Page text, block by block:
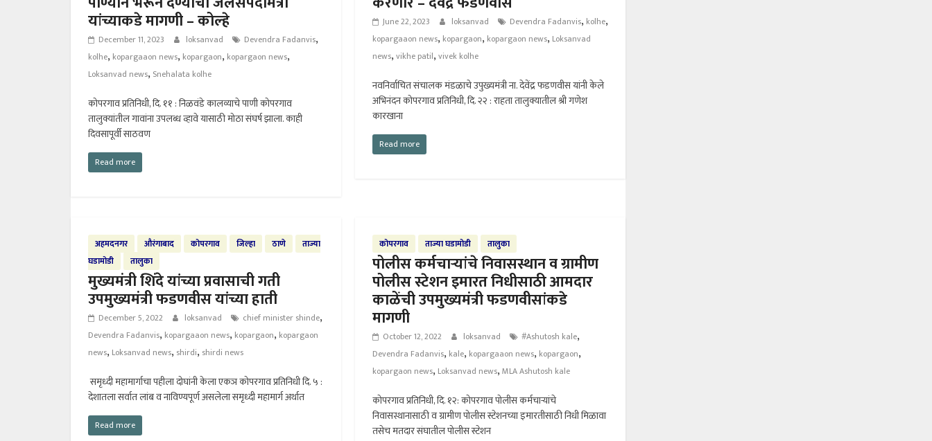
यांच्याकडे मागणी – कोल्हे
December 11, 2023 loksanvad Devendra Fadanvis,
kolhe, kopargaaon news, kopargaon, kopargaon news,
Loksanvad news, Snehalata kolhe
कोपरगाव प्रतिनिधी, दि. ११ : निळवंडे कालव्याचे पाणी कोपरगाव
तालुक्यांतील गावांना उपलब्ध व्हावे यासाठी मोठा संघर्ष झाला. काही
दिवसापूर्वी साठवण
Read more
June 22, 2023 loksanvad Devendra Fadanvis, kolhe,
kopargaaon news, kopargaon, kopargaon news, Loksanvad
news,vikhe patil,vivek kolhe
नवनिर्वाचित संचालक मंडळाचे उपुख्यमंत्री ना. देवेंद्र फडणवीस यांनी केले
अभिनंदन कोपरगाव प्रतिनिधी, दि. २२ : राहता तालुक्यातील श्री गणेश
कारखाना
Read more
अहमदनगर औरंगाबाद कोपरगाव जिल्हा ठाणे
ताज्या
घडामोडी
तालुका
मुख्यमंत्री शिंदे यांच्या प्रवासाची गती
उपमुख्यमंत्री फडणवीस यांच्या हाती
December 5, 2022 loksanvad chief minister shinde,
Devendra Fadanvis, kopargaaon news, kopargaon, kopargaon
news, Loksanvad news, shirdi, shirdi news
समृध्दी महामार्गाचा पहीला दोघांनी केला एकञ कोपरगाव प्रतिनिधी दि. ५ :
देशातला सर्वात लांब व नाविण्यपूर्ण असलेला समृध्दी महामार्ग अर्थात
Read more
कोपरगाव ताज्या घडामोडी तालुका
पोलीस कर्मचाऱ्यांचे निवासस्थान व ग्रामीण
पोलीस स्टेशन इमारत निधीसाठी आमदार
काळेंची उपमुख्यमंत्री फडणवीसांकडे
मागणी
October 12, 2022 loksanvad #Ashutosh kale,
Devendra Fadanvis, kale, kopargaaon news, kopargaon,
kopargaon news, Loksanvad news,MLA Ashutosh kale
कोपरगाव प्रतिनिधी, दि. १२: कोपरगाव पोलीस कर्मचाऱ्यांचे
निवासस्थानासाठी व ग्रामीण पोलीस स्टेशनच्या इमारतीसाठी निधी मिळावा
तसेच मतदार संघातील पोलीस स्टेशन